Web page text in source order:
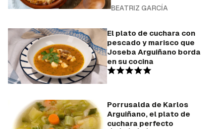
BEATRIZ GARCÍA
El plato de cuchara con
pescado y marisco que
Joseba Arguiñano borda
en su cocina
Porrusalda de Karlos
Arguiñano, el plato de
cuchara perfecto